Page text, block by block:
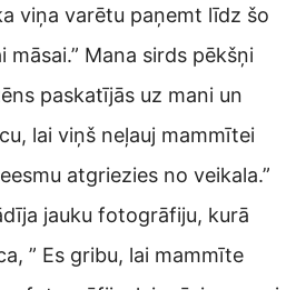
viņa varētu paņemt līdz šo
māsai.” Mana sirds pēkšņi
paskatījās uz mani un
lai viņš neļauj mammītei
atgriezies no veikala.”
jauku fotogrāfiju, kurā
” Es gribu, lai mammīte